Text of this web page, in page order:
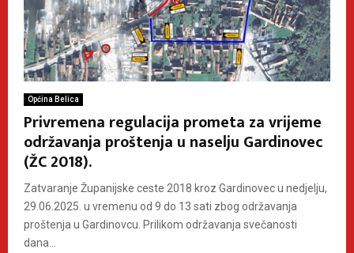
Općina Belica
Privremena regulacija prometa za vrijeme
održavanja proštenja u naselju Gardinovec
(ŽC 2018).
Zatvaranje Županijske ceste 2018 kroz Gardinovec u nedjelju,
29.06.2025. u vremenu od 9 do 13 sati zbog održavanja
proštenja u Gardinovcu. Prilikom održavanja svečanosti
dana...